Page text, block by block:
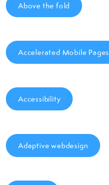
Above the fold
Accelerated Mobile Pages
Accessibility
Adaptive webdesign